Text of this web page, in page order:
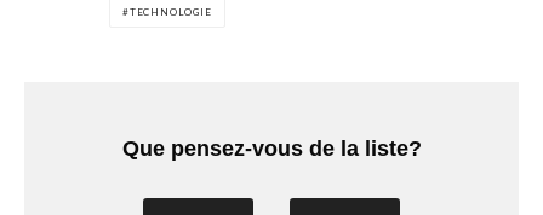
TECHNOLOGIE
Que pensez-vous de la liste?